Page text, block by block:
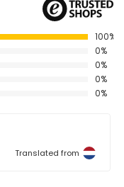
100%
0%
0%
0%
0%
Translated from